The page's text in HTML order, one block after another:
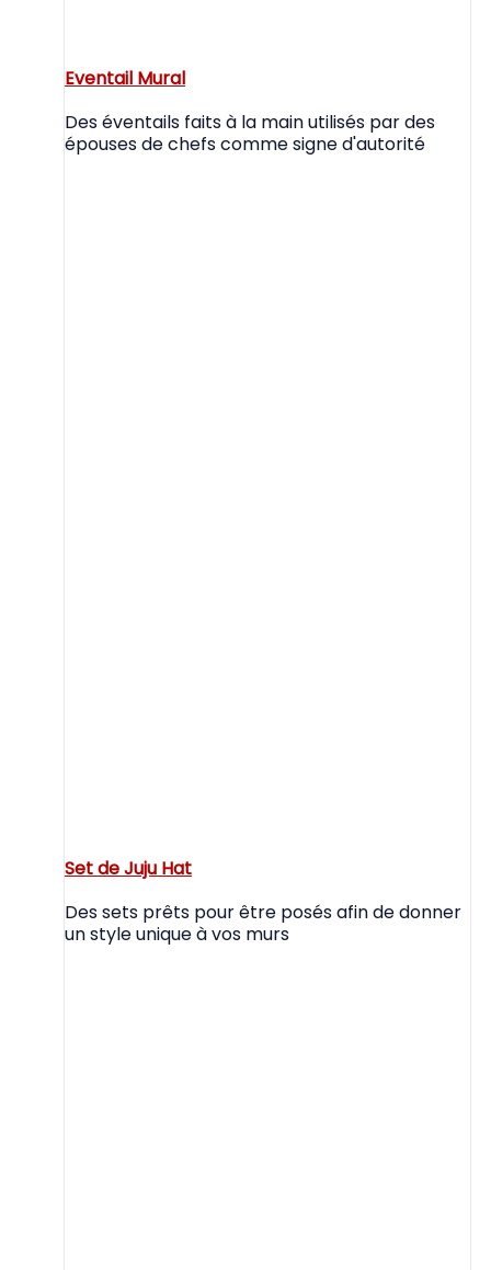
Eventail Mural
Des éventails faits à la main utilisés par des
épouses de chefs comme signe d'autorité
Set de Juju Hat
Des sets prêts pour être posés afin de donner
un style unique à vos murs